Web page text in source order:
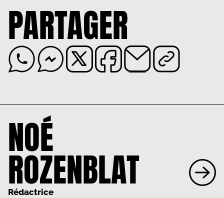
PARTAGER
NOÉ
ROZENBLAT
Rédactrice